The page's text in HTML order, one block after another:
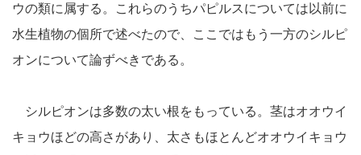
ウの類に属する。これらのうちパピルスについては以前に
水生植物の個所で述べたので、ここではもう一方のシルピ
オンについて論ずべきである。
シルピオンは多数の太い根をもっている。茎はオオウイ
キョウほどの高さがあり、太さもほとんどオオウイキョウ